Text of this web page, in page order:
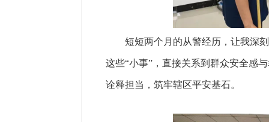
短短两个月的从警经历，让我深刻
这些“小事”，直接关系到群众安全感
诠释担当，筑牢辖区平安基石。